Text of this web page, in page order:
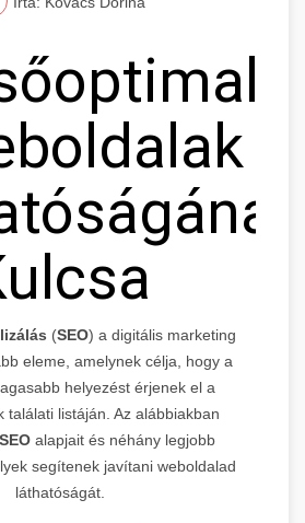
(SEO) a digitális marketing
eleme, amelynek célja, hogy a
helyezést érjenek el a
találati listáján. Az alábbiakban
SEO alapjait és néhány legjobb
segítenek javítani weboldalad
láthatóságát.